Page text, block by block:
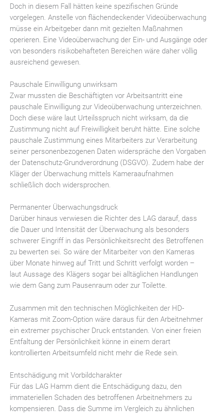
Doch in diesem Fall hätten keine spezifischen Gründe
vorgelegen. Anstelle von flächendeckender Videoüberwachung
müsse ein Arbeitgeber dann mit gezielten Maßnahmen
operieren. Eine Videoüberwachung der Ein- und Ausgänge oder
von besonders risikobehafteten Bereichen wäre daher völlig
ausreichend gewesen.
Pauschale Einwilligung unwirksam
Zwar mussten die Beschäftigten vor Arbeitsantritt eine
pauschale Einwilligung zur Videoüberwachung unterzeichnen.
Doch diese wäre laut Urteilsspruch nicht wirksam, da die
Zustimmung nicht auf Freiwilligkeit beruht hätte. Eine solche
pauschale Zustimmung eines Mitarbeiters zur Verarbeitung
seiner personenbezogenen Daten widerspräche den Vorgaben
der Datenschutz-Grundverordnung (DSGVO). Zudem habe der
Kläger der Überwachung mittels Kameraaufnahmen
schließlich doch widersprochen.
Permanenter Überwachungsdruck
Darüber hinaus verwiesen die Richter des LAG darauf, dass
die Dauer und Intensität der Überwachung als besonders
schwerer Eingriff in das Persönlichkeitsrecht des Betroffenen
zu bewerten sei. So wäre der Mitarbeiter von den Kameras
über Monate hinweg auf Tritt und Schritt verfolgt worden –
laut Aussage des Klägers sogar bei alltäglichen Handlungen
wie dem Gang zum Pausenraum oder zur Toilette.
Zusammen mit den technischen Möglichkeiten der HD-
Kameras mit Zoom-Option wäre daraus für den Arbeitnehmer
ein extremer psychischer Druck entstanden. Von einer freien
Entfaltung der Persönlichkeit könne in einem derart
kontrollierten Arbeitsumfeld nicht mehr die Rede sein.
Entschädigung mit Vorbildcharakter
Für das LAG Hamm dient die Entschädigung dazu, den
immateriellen Schaden des betroffenen Arbeitnehmers zu
kompensieren. Dass die Summe im Vergleich zu ähnlichen